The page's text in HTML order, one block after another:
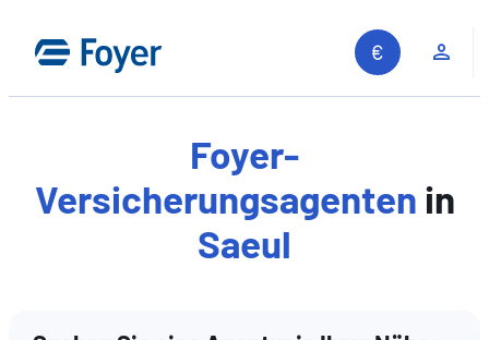
Inhalt
springen
Foyer-
Versicherungsagenten in
Saeul